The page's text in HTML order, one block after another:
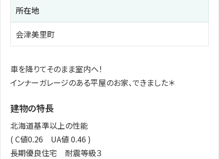
所在地
会津美里町
車を降りてそのまま室内へ！
インナーガレージのある平屋のお家、できました＊
建物の特長
北海道基準以上の性能
( C値0.26 UA値 0.46 )
長期優良住宅 耐震等級３